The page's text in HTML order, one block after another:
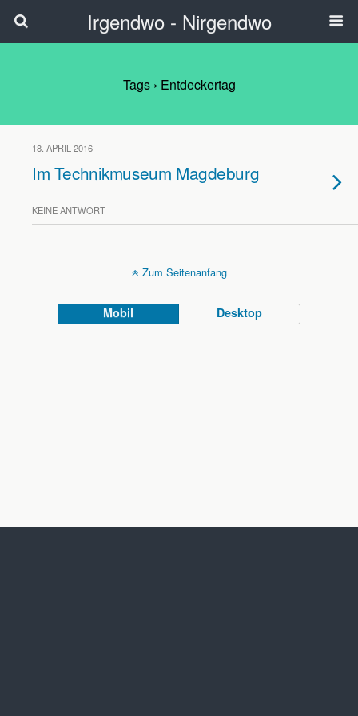
Irgendwo - Nirgendwo
Tags › Entdeckertag
18. APRIL 2016
Im Technikmuseum Magdeburg
KEINE ANTWORT
Zum Seitenanfang
Mobil Desktop